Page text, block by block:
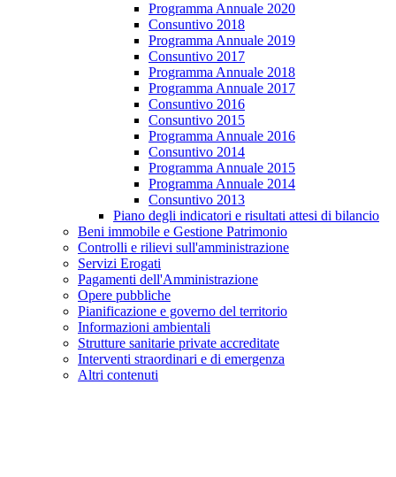
Programma Annuale 2020
Consuntivo 2018
Programma Annuale 2019
Consuntivo 2017
Programma Annuale 2018
Programma Annuale 2017
Consuntivo 2016
Consuntivo 2015
Programma Annuale 2016
Consuntivo 2014
Programma Annuale 2015
Programma Annuale 2014
Consuntivo 2013
Piano degli indicatori e risultati attesi di bilancio
Beni immobile e Gestione Patrimonio
Controlli e rilievi sull'amministrazione
Servizi Erogati
Pagamenti dell'Amministrazione
Opere pubbliche
Pianificazione e governo del territorio
Informazioni ambientali
Strutture sanitarie private accreditate
Interventi straordinari e di emergenza
Altri contenuti